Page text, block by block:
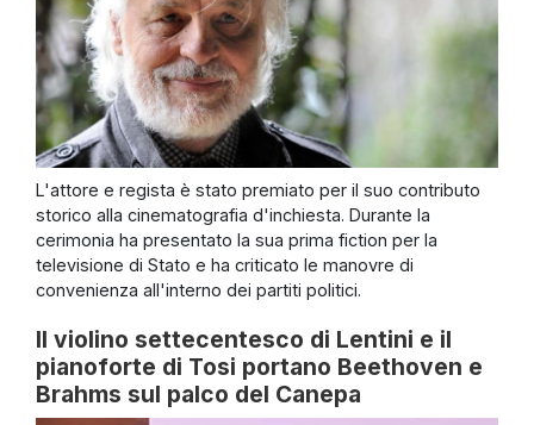
L'attore e regista è stato premiato per il suo contributo
storico alla cinematografia d'inchiesta. Durante la
cerimonia ha presentato la sua prima fiction per la
televisione di Stato e ha criticato le manovre di
convenienza all'interno dei partiti politici.
Il violino settecentesco di Lentini e il
pianoforte di Tosi portano Beethoven e
Brahms sul palco del Canepa